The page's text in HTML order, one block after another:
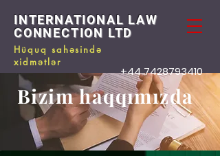
INTERNATIONAL LAW
CONNECTION LTD
Hüquq sahəsində
xidmətlər
+44 7428793410
Bizim haqqımızda